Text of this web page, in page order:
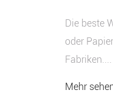
Die beste
oder
Fabriken....
Mehr